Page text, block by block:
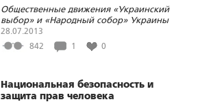
Общественные движения «Украинский
выбор» и «Народный собор» Украины
организовали пикет возле
представительства ЕС
28.07.2013
842
1 0
Национальная безопасность и
защита прав человека